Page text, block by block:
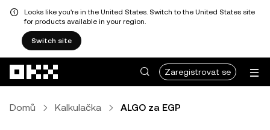
Looks like you're in the United States. Switch to the United States site
for products available in your region.
Switch site
Zaregistrovat se
Domů Kalkulačka ALGO za EGP